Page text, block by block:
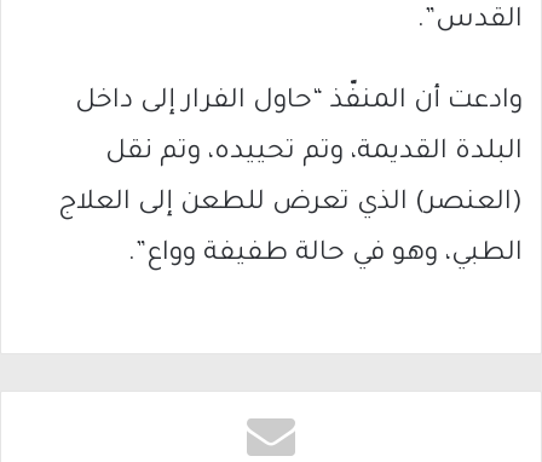
القدس”.
وادعت أن المنفّذ “حاول الفرار إلى داخل
البلدة القديمة، وتم تحييده، وتم نقل
(العنصر) الذي تعرض للطعن إلى العلاج
الطبي، وهو في حالة طفيفة وواع”.